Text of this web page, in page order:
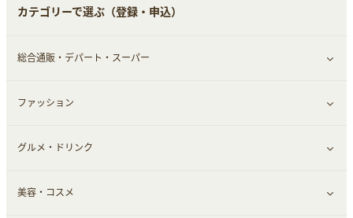
カテゴリーで選ぶ（登録・申込）
総合通販・デパート・スーパー
すべて見る
総合通販
ファッション
すべて見る
ファッション
グルメ・ドリンク
すべて見る
美容・コスメ